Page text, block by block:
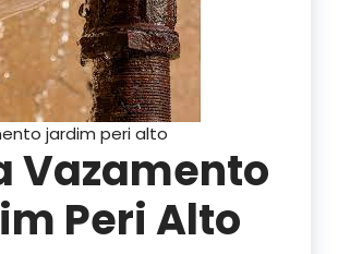
jardim peri alto
Vazamento
Peri Alto